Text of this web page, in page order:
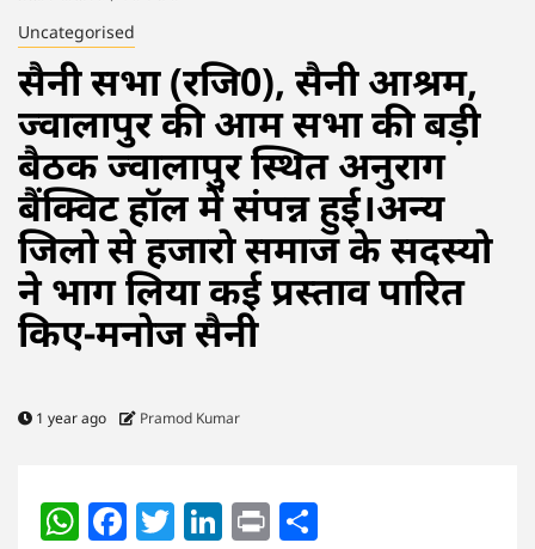
Uncategorised
सैनी सभा (रजि0), सैनी आश्रम,
ज्वालापुर की आम सभा की बड़ी
बैठक ज्वालापुर स्थित अनुराग
बैंक्विट हॉल में संपन्न हुई।अन्य
जिलो से हजारो समाज के सदस्यो
ने भाग लिया कई प्रस्ताव पारित
किए-मनोज सैनी
1 year ago Pramod Kumar
WhatsApp
Facebook
Twitter
LinkedIn
Print